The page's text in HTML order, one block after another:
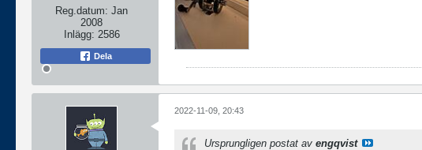
Reg.datum: Jan
2008
Inlägg: 2586
Dela
2022-11-09, 20:43
Ursprungligen postat av engqvist